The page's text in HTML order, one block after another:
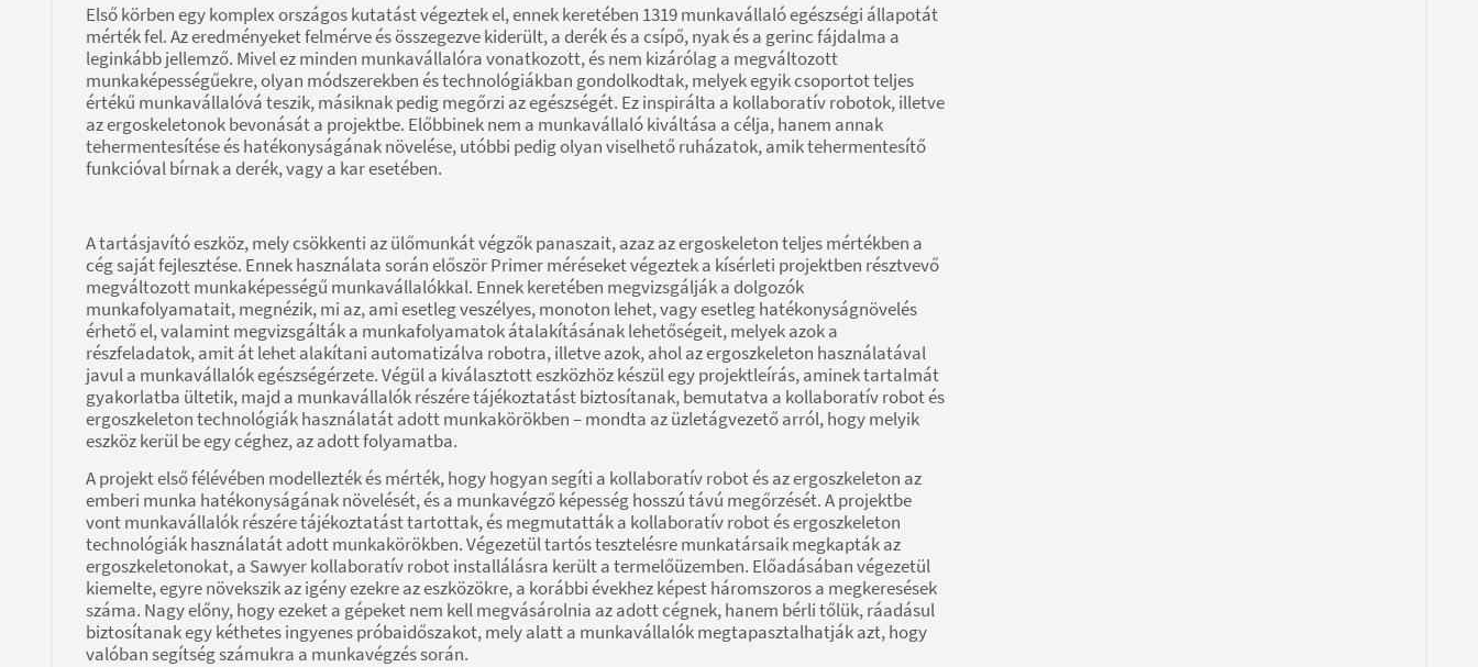
Első körben egy komplex országos kutatást végeztek el, ennek keretében 1319 munkavállaló egészségi állapotát
mérték fel. Az eredményeket felmérve és összegezve kiderült, a derék és a csípő, nyak és a gerinc fájdalma a
leginkább jellemző. Mivel ez minden munkavállalóra vonatkozott, és nem kizárólag a megváltozott
munkaképességűekre, olyan módszerekben és technológiákban gondolkodtak, melyek egyik csoportot teljes
értékű munkavállalóvá teszik, másiknak pedig megőrzi az egészségét. Ez inspirálta a kollaboratív robotok, illetve
az ergoskeletonok bevonását a projektbe. Előbbinek nem a munkavállaló kiváltása a célja, hanem annak
tehermentesítése és hatékonyságának növelése, utóbbi pedig olyan viselhető ruházatok, amik tehermentesítő
funkcióval bírnak a derék, vagy a kar esetében.
A tartásjavító eszköz, mely csökkenti az ülőmunkát végzők panaszait, azaz az ergoskeleton teljes mértékben a
cég saját fejlesztése. Ennek használata során először Primer méréseket végeztek a kísérleti projektben résztvevő
megváltozott munkaképességű munkavállalókkal. Ennek keretében megvizsgálják a dolgozók
munkafolyamatait, megnézik, mi az, ami esetleg veszélyes, monoton lehet, vagy esetleg hatékonyságnövelés
érhető el, valamint megvizsgálták a munkafolyamatok átalakításának lehetőségeit, melyek azok a
részfeladatok, amit át lehet alakítani automatizálva robotra, illetve azok, ahol az ergoszkeleton használatával
javul a munkavállalók egészségérzete. Végül a kiválasztott eszközhöz készül egy projektleírás, aminek tartalmát
gyakorlatba ültetik, majd a munkavállalók részére tájékoztatást biztosítanak, bemutatva a kollaboratív robot és
ergoszkeleton technológiák használatát adott munkakörökben – mondta az üzletágvezető arról, hogy melyik
eszköz kerül be egy céghez, az adott folyamatba.
A projekt első félévében modellezték és mérték, hogy hogyan segíti a kollaboratív robot és az ergoszkeleton az
emberi munka hatékonyságának növelését, és a munkavégző képesség hosszú távú megőrzését. A projektbe
vont munkavállalók részére tájékoztatást tartottak, és megmutatták a kollaboratív robot és ergoszkeleton
technológiák használatát adott munkakörökben. Végezetül tartós tesztelésre munkatársaik megkapták az
ergoszkeletonokat, a Sawyer kollaboratív robot installálásra került a termelőüzemben. Előadásában végezetül
kiemelte, egyre növekszik az igény ezekre az eszközökre, a korábbi évekhez képest háromszoros a megkeresések
száma. Nagy előny, hogy ezeket a gépeket nem kell megvásárolnia az adott cégnek, hanem bérli tőlük, ráadásul
biztosítanak egy kéthetes ingyenes próbaidőszakot, mely alatt a munkavállalók megtapasztalhatják azt, hogy
valóban segítség számukra a munkavégzés során.